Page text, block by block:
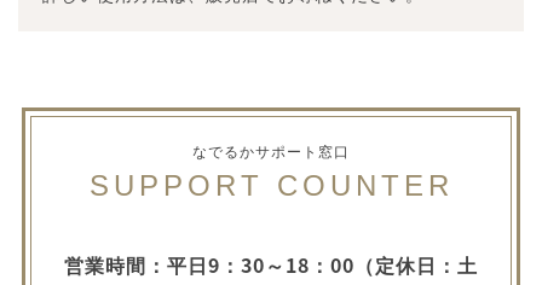
なでるかサポート窓口
SUPPORT COUNTER
営業時間：平日9：30～18：00（定休日：土